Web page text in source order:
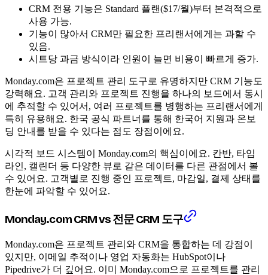
CRM 전용 기능은 Standard 플랜($17/월)부터 본격적으로
사용 가능.
기능이 많아서 CRM만 필요한 프리랜서에게는 과할 수
있음.
시트당 과금 방식이라 인원이 늘면 비용이 빠르게 증가.
Monday.com은 프로젝트 관리 도구로 유명하지만 CRM 기능도
강력해요. 고객 관리와 프로젝트 진행을 하나의 보드에서 동시
에 추적할 수 있어서, 여러 프로젝트를 병행하는 프리랜서에게
특히 유용해요. 한국 공식 파트너를 통해 한국어 지원과 온보
딩 안내를 받을 수 있다는 점도 장점이에요.
시각적 보드 시스템이 Monday.com의 핵심이에요. 칸반, 타임
라인, 캘린더 등 다양한 뷰로 같은 데이터를 다른 관점에서 볼
수 있어요. 고객별로 진행 중인 프로젝트, 마감일, 결제 상태를
한눈에 파악할 수 있어요.
Monday.com CRM vs 전문 CRM 도구
Monday.com은 프로젝트 관리와 CRM을 통합하는 데 강점이
있지만, 이메일 추적이나 영업 자동화는 HubSpot이나
Pipedrive가 더 깊어요. 이미 Monday.com으로 프로젝트를 관리